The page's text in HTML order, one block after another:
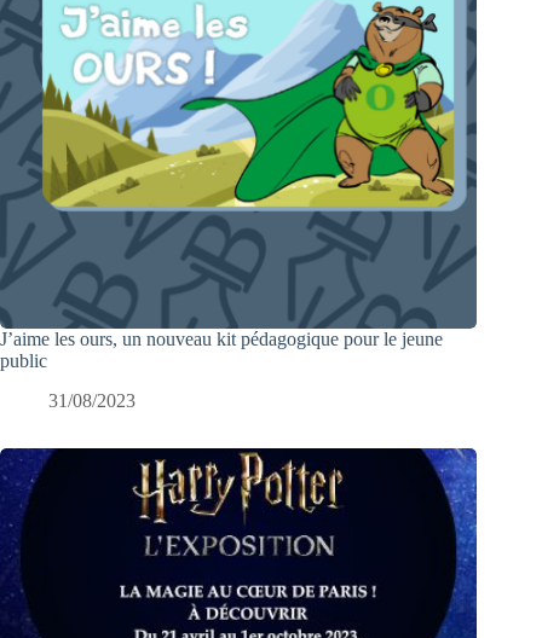
J’aime les ours, un nouveau kit pédagogique pour le jeune
public
31/08/2023